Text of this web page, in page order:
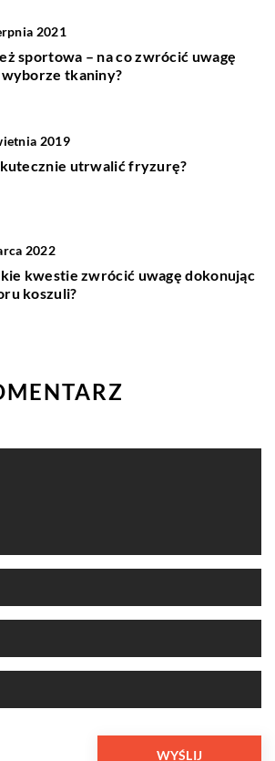
2021
sportowa – na co zwrócić uwagę
tkaniny?
2019
utrwalić fryzurę?
2022
kwestie zwrócić uwagę dokonując
koszuli?